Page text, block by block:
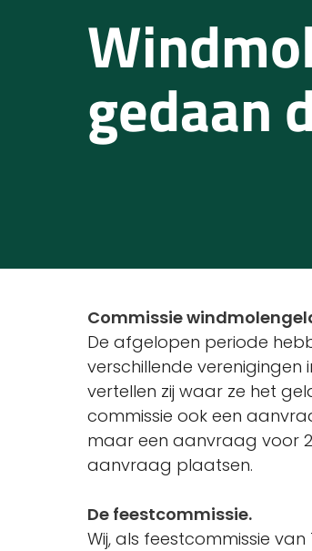
gedaan
Commissie
De afgelopen periode
verschillende verenigingen
vertellen zij waar ze het
commissie ook een
maar een aanvraag voor
aanvraag plaatsen.
De feestcommissie.
Wij, als feestcommissie